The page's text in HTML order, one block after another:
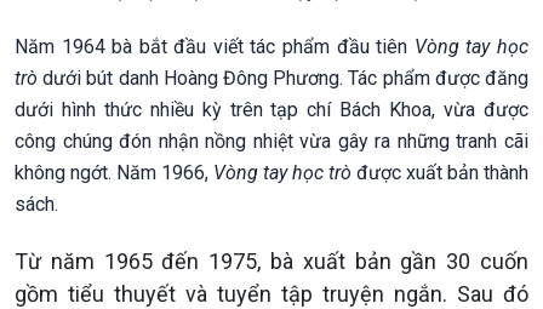
Năm 1964 bà bắt đầu viết tác phẩm đầu tiên Vòng tay học
trò dưới bút danh Hoàng Đông Phương. Tác phẩm được đăng
dưới hình thức nhiều kỳ trên tạp chí Bách Khoa, vừa được
công chúng đón nhận nồng nhiệt vừa gây ra những tranh cãi
không ngớt. Năm 1966, Vòng tay học trò được xuất bản thành
sách.
Từ năm 1965 đến 1975, bà xuất bản gần 30 cuốn
gồm tiểu thuyết và tuyển tập truyện ngắn. Sau đó